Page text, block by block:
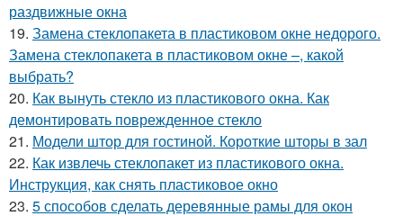
раздвижные окна
19. Замена стеклопакета в пластиковом окне недорого.
Замена стеклопакета в пластиковом окне –, какой
выбрать?
20. Как вынуть стекло из пластикового окна. Как
демонтировать поврежденное стекло
21. Модели штор для гостиной. Короткие шторы в зал
22. Как извлечь стеклопакет из пластикового окна.
Инструкция, как снять пластиковое окно
23. 5 способов сделать деревянные рамы для окон